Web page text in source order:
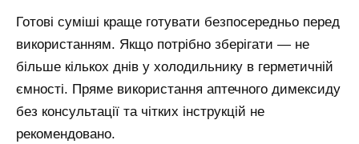
Готові суміші краще готувати безпосередньо перед
використанням. Якщо потрібно зберігати — не
більше кількох днів у холодильнику в герметичній
ємності. Пряме використання аптечного димексиду
без консультації та чітких інструкцій не
рекомендовано.